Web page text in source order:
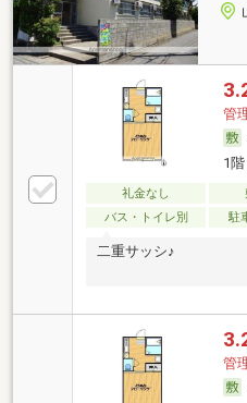
管
1
礼金なし
バス・トイレ別
駐
二重サッシ♪
管